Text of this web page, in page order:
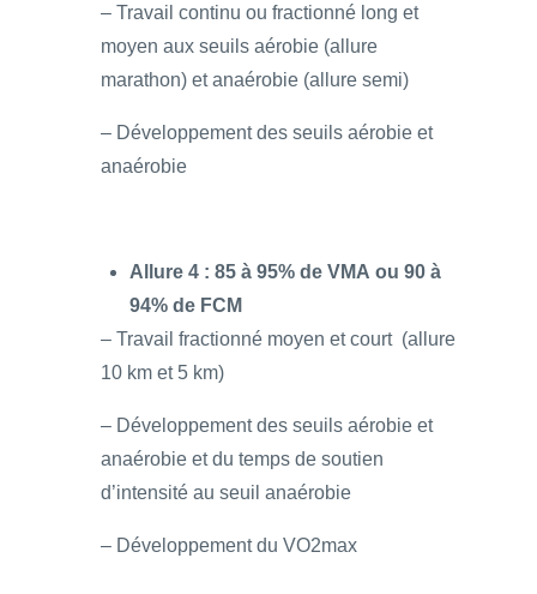
– Travail continu ou fractionné long et
moyen aux seuils aérobie (allure
marathon) et anaérobie (allure semi)
– Développement des seuils aérobie et
anaérobie
Allure 4 : 85 à 95% de VMA ou 90 à
94% de FCM
– Travail fractionné moyen et court (allure
10 km et 5 km)
– Développement des seuils aérobie et
anaérobie et du temps de soutien
d’intensité au seuil anaérobie
– Développement du VO2max